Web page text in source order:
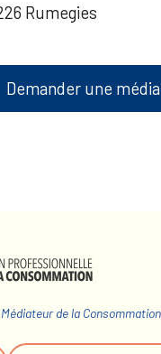
Rumegies
Demander une
Médiateur de la Consommation